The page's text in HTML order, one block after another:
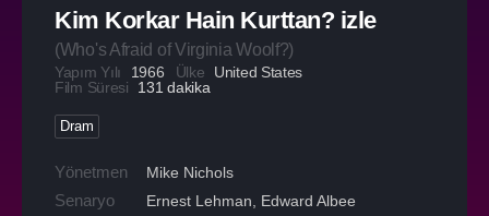
Kim Korkar Hain Kurttan? izle
(Who's Afraid of Virginia Woolf?)
Yapım Yılı 1966 Ülke
United States
Film Süresi
131 dakika
Dram
Yönetmen Mike Nichols
Senaryo Ernest Lehman, Edward Albee